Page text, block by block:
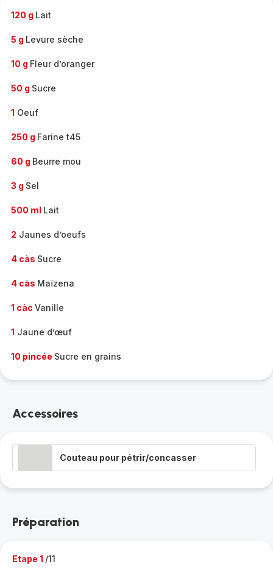
120 g Lait
5 g Levure sèche
10 g Fleur d’oranger
50 g Sucre
1 Oeuf
250 g Farine t45
60 g Beurre mou
3 g Sel
500 ml Lait
2 Jaunes d’oeufs
4 càs Sucre
4 càs Maïzena
1 càc Vanille
1 Jaune d’œuf
10 pincée Sucre en grains
Accessoires
Couteau pour pétrir/concasser
Préparation
Etape 1 /11